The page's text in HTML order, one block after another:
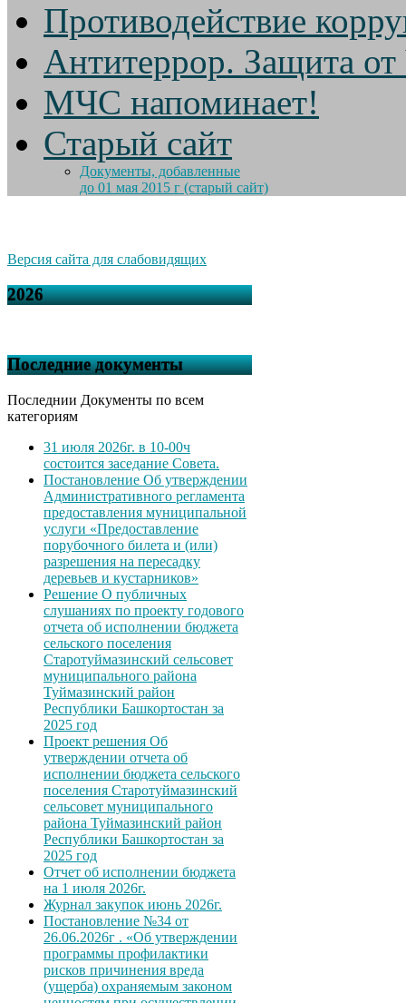
Противодействие
Антитеррор. Защита
МЧС напоминает!
Старый сайт
Документы, добавленные
до 01 мая 2015 г (старый сайт)
Версия сайта для слабовидящих
2026
Последние документы
Последнии Документы по всем
категориям
31 июля 2026г. в 10-00ч
состоится заседание Совета.
Постановление Об утверждении
Административного регламента
предоставления муниципальной
услуги «Предоставление
порубочного билета и (или)
разрешения на пересадку
деревьев и кустарников»
Решение О публичных
слушаниях по проекту годового
отчета об исполнении бюджета
сельского поселения
Старотуймазинский сельсовет
муниципального района
Туймазинский район
Республики Башкортостан за
2025 год
Проект решения Об
утверждении отчета об
исполнении бюджета сельского
поселения Старотуймазинский
сельсовет муниципального
района Туймазинский район
Республики Башкортостан за
2025 год
Отчет об исполнении бюджета
на 1 июля 2026г.
Журнал закупок июнь 2026г.
Постановление №34 от
26.06.2026г . «Об утверждении
программы профилактики
рисков причинения вреда
(ущерба) охраняемым законом